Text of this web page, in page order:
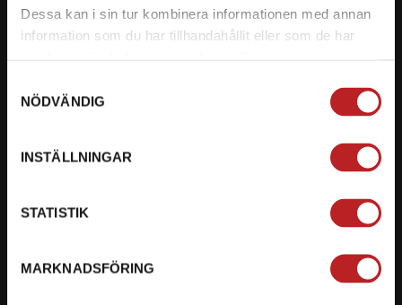
Dessa kan i sin tur kombinera informationen med annan
information som du har tillhandahållit eller som de har
NÖDVÄNDIG
INSTÄLLNINGAR
STATISTIK
MARKNADSFÖRING
Org. nummer: 5566689278
Ryckepungsvägen 3, 79177 Falun